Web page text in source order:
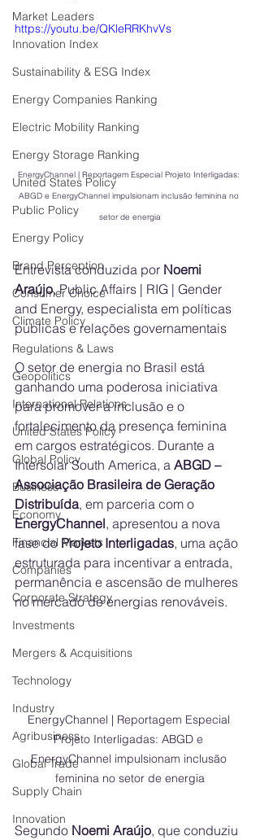
Market Leaders
Innovation Index
Sustainability & ESG Index
Energy Companies Ranking
Electric Mobility Ranking
Energy Storage Ranking
United States Policy
Public Policy
Energy Policy
Brand Perception
Consumer Choice
Climate Policy
Regulations & Laws
Geopolitics
International Relations
United States Policy
Global Policy
Business
Economy
Financial Markets
Companies
Corporate Strategy
Investments
Mergers & Acquisitions
Technology
Industry
Agribusiness
Global Trade
Supply Chain
Innovation
https://youtu.be/QKleRRKhvVs
EnergyChannel | Reportagem Especial Projeto Interligadas:
ABGD e EnergyChannel impulsionam inclusão feminina no
setor de energia
Entrevista conduzida por Noemi
Araújo, Public Affairs | RIG | Gender
and Energy, especialista em políticas
públicas e relações governamentais
O setor de energia no Brasil está
ganhando uma poderosa iniciativa
para promover a inclusão e o
fortalecimento da presença feminina
em cargos estratégicos. Durante a
Intersolar South America, a ABGD –
Associação Brasileira de Geração
Distribuída, em parceria com o
EnergyChannel, apresentou a nova
fase do Projeto Interligadas, uma ação
estruturada para incentivar a entrada,
permanência e ascensão de mulheres
no mercado de energias renováveis.
EnergyChannel | Reportagem Especial
Projeto Interligadas: ABGD e
EnergyChannel impulsionam inclusão
feminina no setor de energia
Segundo Noemi Araújo, que conduziu